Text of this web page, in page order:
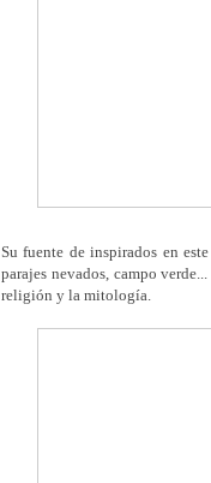
Su fuente de inspirados en
parajes nevados, campo
religión y la mitología.